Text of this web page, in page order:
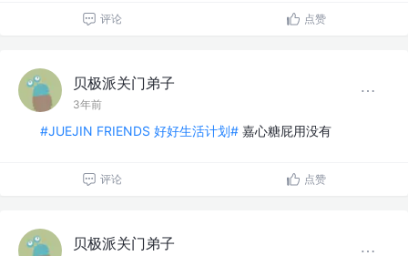
评论 点赞
贝极派关门弟子
3年前
#JUEJIN FRIENDS 好好生活计划# 嘉心糖屁用没有
评论 点赞
贝极派关门弟子